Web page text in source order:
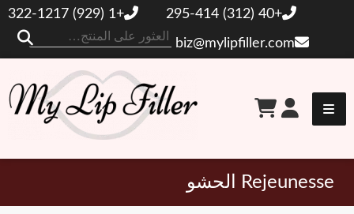
+40 (312) 295-414
+1 (929) 322-1217
biz@mylipfiller.com
حشو الشفاه الخاص بي
Rejeunesse الحشو